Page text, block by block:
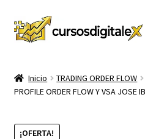
Ir
a
Ir
al
TIENDA
CURSOS
Inicio TRADING ORDER FLOW
PROFILE ORDER FLOW Y VSA JOSE
¡OFERTA!